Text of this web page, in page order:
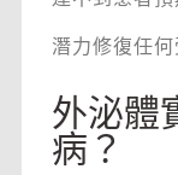
潛力修復任
外泌體
病？